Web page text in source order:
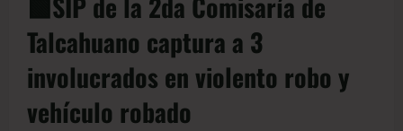
Talcahuano captura a 3
involucrados en violento robo y
vehículo robado